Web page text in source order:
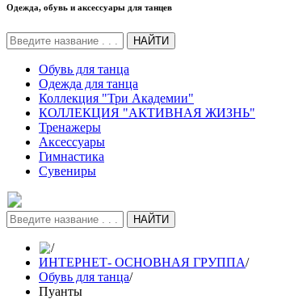
Одежда, обувь и аксессуары для танцев
НАЙТИ
Обувь для танца
Одежда для танца
Коллекция "Три Академии"
КОЛЛЕКЦИЯ "АКТИВНАЯ ЖИЗНЬ"
Тренажеры
Аксессуары
Гимнастика
Сувениры
НАЙТИ
/
ИНТЕРНЕТ- ОСНОВНАЯ ГРУППА/
Обувь для танца/
Пуанты